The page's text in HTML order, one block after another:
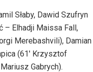
Słaby, Dawid Szufryn
– Elhadji Maissa Fall,
Merebashvili), Damian
(61′ Krzysztof
Gabrych).